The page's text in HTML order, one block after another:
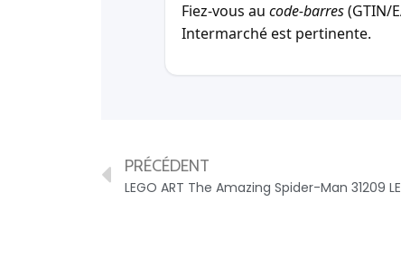
Fiez-vous au code-barres(GTIN/
Intermarché est pertinente.
PRÉCÉDENT
LEGO ART The Amazing Spider-Man 31209